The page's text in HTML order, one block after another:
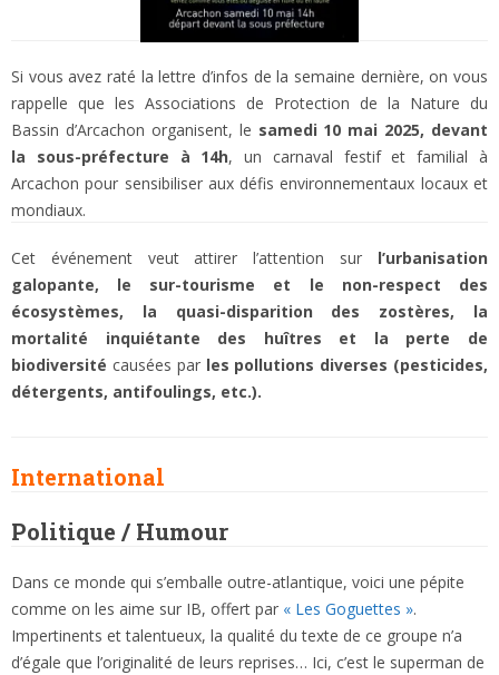
Si vous avez raté la lettre d’infos de la semaine dernière, on vous
rappelle que les Associations de Protection de la Nature du
Bassin d’Arcachon organisent, le samedi 10 mai 2025, devant
la sous-préfecture à 14h, un carnaval festif et familial à
Arcachon pour sensibiliser aux défis environnementaux locaux et
mondiaux.
Cet événement veut attirer l’attention sur l’urbanisation
galopante, le sur-tourisme et le non-respect des
écosystèmes, la quasi-disparition des zostères, la
mortalité inquiétante des huîtres et la perte de
biodiversité causées par les pollutions diverses (pesticides,
détergents, antifoulings, etc.).
International
Politique / Humour
Dans ce monde qui s’emballe outre-atlantique, voici une pépite
comme on les aime sur IB, offert par « Les Goguettes ».
Impertinents et talentueux, la qualité du texte de ce groupe n’a
d’égale que l’originalité de leurs reprises… Ici, c’est le superman de